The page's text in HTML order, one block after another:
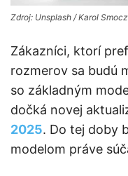
Zdroj: Unsplash / Karol
Zákazníci, ktorí
rozmerov sa budú
so základným
dočká novej
2025. Do tej doby
modelom práve